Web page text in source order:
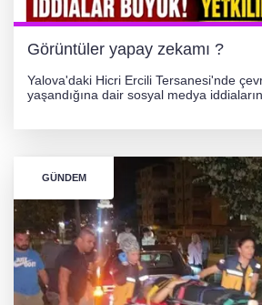
Görüntüler yapay zekamı ?
Yalova'daki Hicri Ercili Tersanesi'nde
yaşandığına dair sosyal medya
GÜNDEM